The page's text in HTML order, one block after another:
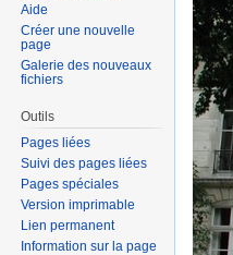
Aide
Créer une nouvelle
page
Galerie des nouveaux
fichiers
Outils
Pages liées
Suivi des pages liées
Pages spéciales
Version imprimable
Lien permanent
Information sur la page